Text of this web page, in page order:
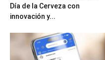
Día de la Cerveza con
innovación y...